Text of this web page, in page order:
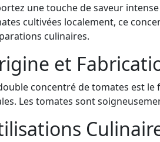
une touche de saveur
cultivées localement, ce
culinaires.
et
concentré de tomates est
Les tomates sont